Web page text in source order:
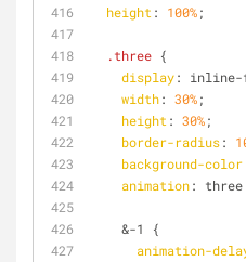
height : 100%;
.three {
display: inline-
width: 30%;
height : 30%;
border-radius:
background-color
animation: three
    &-1 {
animation-